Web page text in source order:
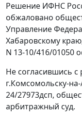
Решение ИФНС
обжаловано
Управление
Хабаровскому
N 13-10/416/01050
Не согласившись
г.Комсомольску-
24/27973дсп,
арбитражный суд.